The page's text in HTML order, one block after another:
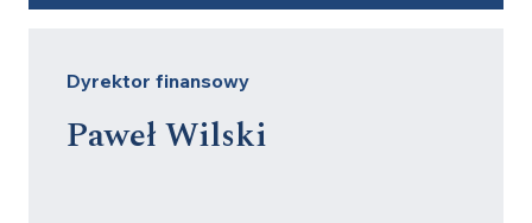
Dyrektor finansowy
Paweł Wilski